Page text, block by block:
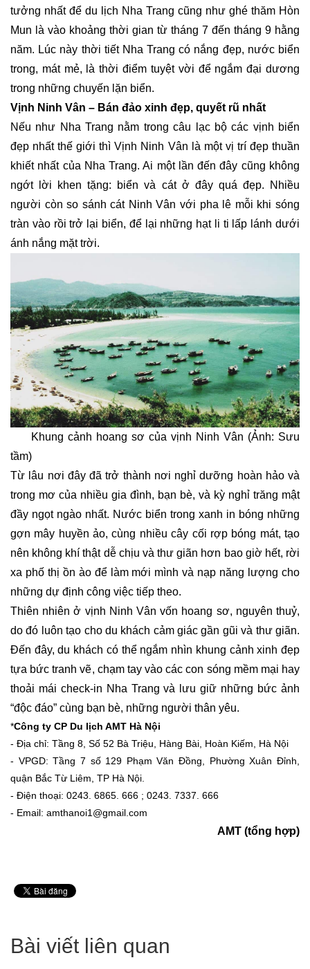
tưởng nhất để du lịch Nha Trang cũng như ghé thăm Hòn
Mun là vào khoảng thời gian từ tháng 7 đến tháng 9 hằng
năm. Lúc này thời tiết Nha Trang có nắng đẹp, nước biển
trong, mát mẻ, là thời điểm tuyệt vời để ngắm đại dương
trong những chuyến lặn biển.
Vịnh Ninh Vân – Bán đảo xinh đẹp, quyết rũ nhất
Nếu như Nha Trang nằm trong câu lạc bộ các vịnh biển
đẹp nhất thế giới thì Vịnh Ninh Vân là một vị trí đẹp thuần
khiết nhất của Nha Trang. Ai một lần đến đây cũng không
ngớt lời khen tặng: biển và cát ở đây quá đẹp. Nhiều
người còn so sánh cát Ninh Vân với pha lê mỗi khi sóng
tràn vào rồi trở lại biển, để lại những hạt li ti lấp lánh dưới
ánh nắng mặt trời.
Khung cảnh hoang sơ của vịnh Ninh Vân (Ảnh: Sưu
tầm)
Từ lâu nơi đây đã trở thành nơi nghỉ dưỡng hoàn hảo và
trong mơ của nhiều gia đình, bạn bè, và kỳ nghỉ trăng mật
đầy ngọt ngào nhất. Nước biển trong xanh in bóng những
gợn mây huyền ảo, cùng nhiều cây cối rợp bóng mát, tạo
nên không khí thật dễ chịu và thư giãn hơn bao giờ hết, rời
xa phố thị ồn ào để làm mới mình và nạp năng lượng cho
những dự định công việc tiếp theo.
Thiên nhiên ở vịnh Ninh Vân vốn hoang sơ, nguyên thuỷ,
do đó luôn tạo cho du khách cảm giác gần gũi và thư giãn.
Đến đây, du khách có thể ngắm nhìn khung cảnh xinh đẹp
tựa bức tranh vẽ, chạm tay vào các con sóng mềm mại hay
thoải mái check-in Nha Trang và lưu giữ những bức ảnh
“độc đáo” cùng bạn bè, những người thân yêu.
*Công ty CP Du lịch AMT Hà Nội
- Địa chỉ: Tầng 8, Số 52 Bà Triệu, Hàng Bài, Hoàn Kiếm, Hà Nội
- VPGD: Tầng 7 số 129 Phạm Văn Đồng, Phường Xuân Đỉnh,
quận Bắc Từ Liêm, TP Hà Nội.
- Điện thoại: 0243. 6865. 666 ; 0243. 7337. 666
- Email: amthanoi1@gmail.com
AMT (tổng hợp)
Bài viết liên quan